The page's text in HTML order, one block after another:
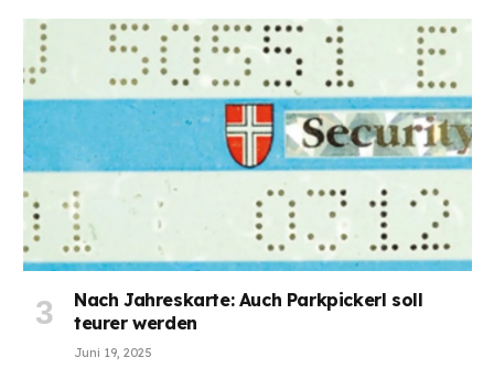
Nach Jahreskarte: Auch Parkpickerl soll
teurer werden
Juni 19, 2025